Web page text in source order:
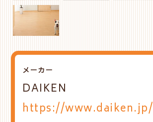
メーカー
DAIKEN
https://www.daiken.jp/